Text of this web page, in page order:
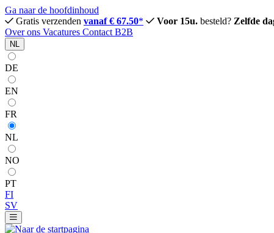
Ga naar de hoofdinhoud
Gratis verzenden vanaf € 67.50* Voor 15u. besteld? Zelfde
Over ons Vacatures Contact B2B
NL
DE
EN
FR
NL
NO
PT
FI
SV